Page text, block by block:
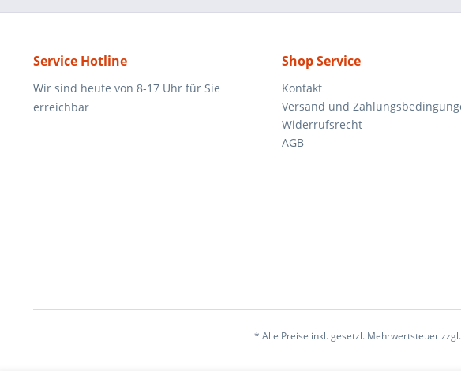
Service Hotline
Wir sind heute von 8-17 Uhr für Sie
erreichbar
Shop Service
Kontakt
Versand und
Widerrufsrecht
AGB
* Alle Preise inkl. gesetzl. Mehrwertsteuer zzgl.